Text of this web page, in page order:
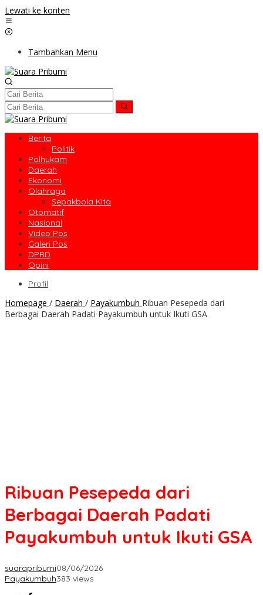
Lewati ke konten
Tambahkan Menu
Berita
Politik
Polhukam
Daerah
Ekonomi
Olahraga
Sepakbola Kita
Otomatif
Nasional
Video Pos
Galeri Pos
DPRD
Opini
Profil
Homepage / Daerah / Payakumbuh Ribuan Pesepeda dari
Berbagai Daerah Padati Payakumbuh untuk Ikuti GSA
Ribuan Pesepeda dari
Berbagai Daerah Padati
Payakumbuh untuk Ikuti GSA
suarapribumi08/06/2026
Payakumbuh383 views